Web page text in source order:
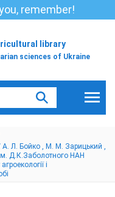
remember!
library
sciences of Ukraine
/ А. Л. Бойко , М. М. Зарицький ,
ім. Д.К.Заболотного НАН
і